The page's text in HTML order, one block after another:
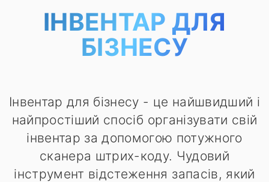
ІНВЕНТАР ДЛЯ
БІЗНЕСУ
Інвентар для бізнесу - це найшвидший і
найпростіший спосіб організувати свій
інвентар за допомогою потужного
сканера штрих-коду. Чудовий
інструмент відстеження запасів, який